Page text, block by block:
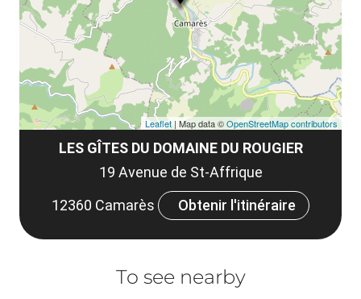
LES GÎTES DU DOMAINE DU ROUGIER
19 Avenue de St-Affrique
12360 Camarès
Obtenir l'itinéraire
Leaflet| Map data ©OpenStreetMap contributors
To see nearby